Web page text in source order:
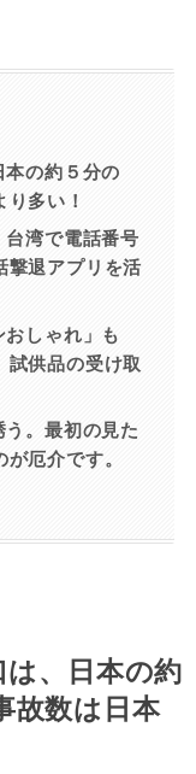
の約５分の
多い！
湾で電話番号
撃退アプリを活
しゃれ」も
試供品の受け取
。最初の見た
厄介です。
は、日本の約
故数は日本